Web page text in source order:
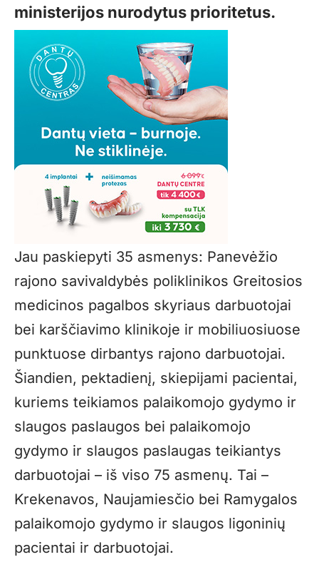
ministerijos nurodytus prioritetus.
Jau paskiepyti 35 asmenys: Panevėžio
rajono savivaldybės poliklinikos Greitosios
medicinos pagalbos skyriaus darbuotojai
bei karščiavimo klinikoje ir mobiliuosiuose
punktuose dirbantys rajono darbuotojai.
Šiandien, pektadienį, skiepijami pacientai,
kuriems teikiamos palaikomojo gydymo ir
slaugos paslaugos bei palaikomojo
gydymo ir slaugos paslaugas teikiantys
darbuotojai – iš viso 75 asmenų. Tai –
Krekenavos, Naujamiesčio bei Ramygalos
palaikomojo gydymo ir slaugos ligoninių
pacientai ir darbuotojai.